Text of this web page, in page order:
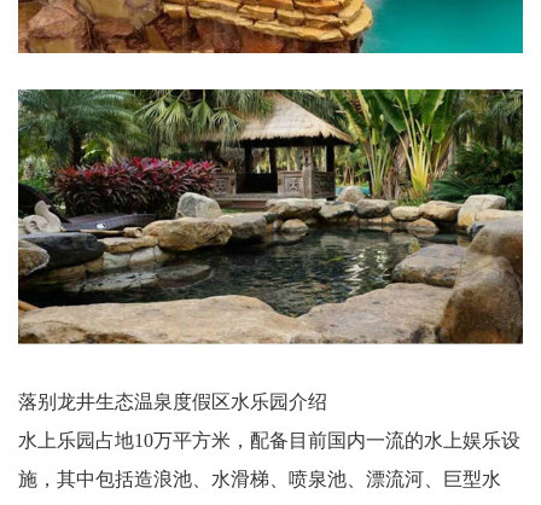
落别龙井生态温泉度假区水乐园介绍
水上乐园占地10万平方米，配备目前国内一流的水上娱乐设
施，其中包括造浪池、水滑梯、喷泉池、漂流河、巨型水